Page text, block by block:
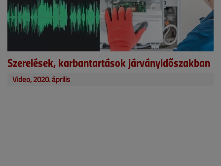
Szerelések, karbantartások járványidőszakban
Videó, 2020. április